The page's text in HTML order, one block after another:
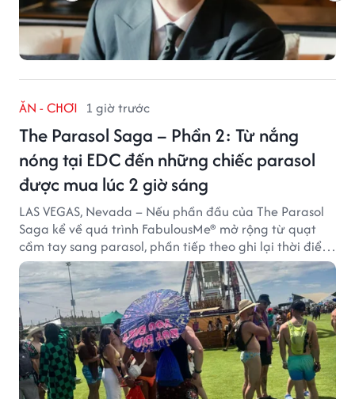
ĂN - CHƠI 1 giờ trước
The Parasol Saga – Phần 2: Từ nắng
nóng tại EDC đến những chiếc parasol
được mua lúc 2 giờ sáng
LAS VEGAS, Nevada – Nếu phần đầu của The Parasol
Saga kể về quá trình FabulousMe® mở rộng từ quạt
cầm tay sang parasol, phần tiếp theo ghi lại thời điểm
sản phẩm được thị trường đón nhận và dần vượt khỏi
công năng che nắng thông thường.